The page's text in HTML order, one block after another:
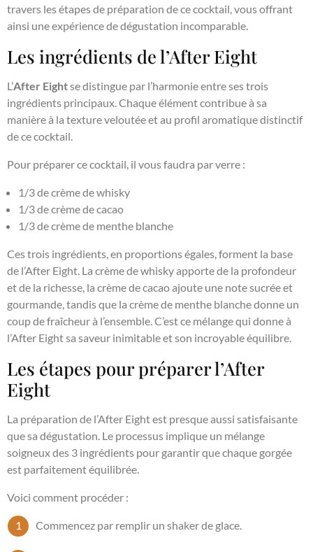
travers les étapes de préparation de ce cocktail, vous offrant
ainsi une expérience de dégustation incomparable.
Les ingrédients de l’After Eight
L’After Eightse distingue par l’harmonie entre ses trois
ingrédients principaux. Chaque élément contribue à sa
manière à la texture veloutée et au profil aromatique distinctif
de ce cocktail.
Pour préparer ce cocktail, il vous faudra par verre :
1/3 de crème de whisky
1/3 de crème de cacao
1/3 de crème de menthe blanche
Ces trois ingrédients, en proportions égales, forment la base
de l’After Eight. La crème de whisky apporte de la profondeur
et de la richesse, la crème de cacao ajoute une note sucrée et
gourmande, tandis que la crème de menthe blanche donne un
coup de fraîcheur à l’ensemble. C’est ce mélange qui donne à
l’After Eight sa saveur inimitable et son incroyable équilibre.
Les étapes pour préparer l’After
Eight
La préparation de l’After Eight est presque aussi satisfaisante
que sa dégustation. Le processus implique un mélange
soigneux des 3 ingrédients pour garantir que chaque gorgée
est parfaitement équilibrée.
Voici comment procéder :
Commencez par remplir un shaker de glace.